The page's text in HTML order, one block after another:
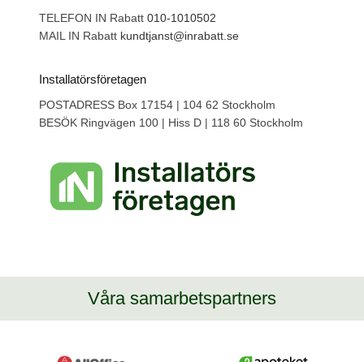
TELEFON IN Rabatt 010-1010502
MAIL IN Rabatt kundtjanst@inrabatt.se
Installatörsföretagen
POSTADRESS Box 17154 | 104 62 Stockholm
BESÖK Ringvägen 100 | Hiss D | 118 60 Stockholm
Våra samarbetspartners